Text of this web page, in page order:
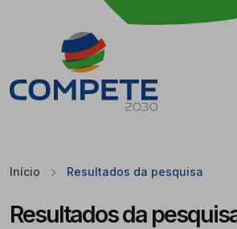
Saltar para o conteúdo principal da
Início Resultados da pesquisa
Resultados da